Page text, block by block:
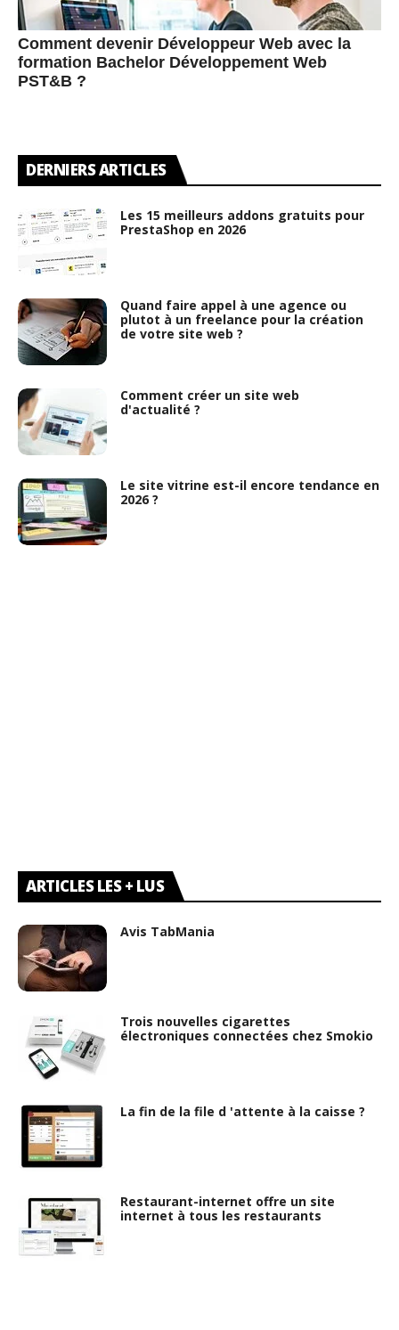
Comment devenir Développeur Web avec la
formation Bachelor Développement Web
PST&B ?
DERNIERS ARTICLES
Les 15 meilleurs addons gratuits pour
PrestaShop en 2026
Quand faire appel à une agence ou
plutot à un freelance pour la création
de votre site web ?
Comment créer un site web
d'actualité ?
Le site vitrine est-il encore tendance en
2026 ?
ARTICLES LES + LUS
Avis TabMania
Trois nouvelles cigarettes
électroniques connectées chez Smokio
La fin de la file d 'attente à la caisse ?
Restaurant-internet offre un site
internet à tous les restaurants